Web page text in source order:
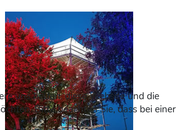
uns helfen, diese Website und die
Bitte beachten Sie, dass bei einer